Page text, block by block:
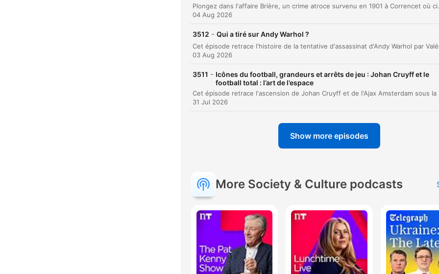
00:14:33 La tentative de réforme de Michel Rocard
00:15:40
L'échec des réformes passées et l'initiative de
1989
00:20:32 La polémique et la résistance au changement
00:25:24
L'enjeu sociolinguistique : capital culturel et
La nouvelle bataille : l'écriture inclusive
La féminisation de la langue et l'impact des
00:32:51 Comment simplifier l'orthographe ?
Click on a chapter to go directly to that moment
Highlights
Il faut suivre l'ancienne orthographe parce qu'elle
distingue les gens de l'être des ignorants et des
Plongez dans l'affaire Brière, un crime atroce survenu en 1901 à Correncet où cinq enfants ont été
04 Aug 2026
3512 - Qui a tiré sur Andy Warhol ?
03 Aug 2026
3511 - Icônes du football, grandeurs et arrêts de jeu : Johan Cruyff et le
football total : l’art de l’espace
31 Jul 2026
Show more episodes
More Society & Culture podcasts